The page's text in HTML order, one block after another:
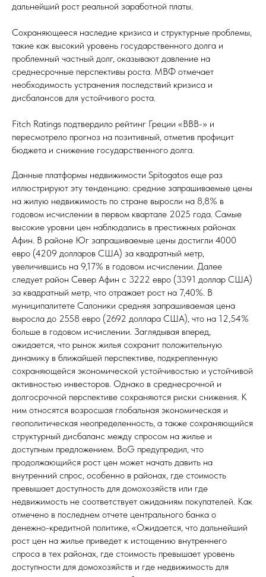
дальнейший рост реальной заработной платы.
Сохраняющееся наследие кризиса и структурные проблемы,
такие как высокий уровень государственного долга и
проблемный частный долг, оказывают давление на
среднесрочные перспективы роста. МВФ отмечает
необходимость устранения последствий кризиса и
дисбалансов для устойчивого роста.
Fitch Ratings подтвердило рейтинг Греции «BBB-» и
пересмотрело прогноз на позитивный, отметив профицит
бюджета и снижение государственного долга.
Данные платформы недвижимости Spitogatos еще раз
иллюстрируют эту тенденцию: средние запрашиваемые цены
на жилую недвижимость по стране выросли на 8,8% в
годовом исчислении в первом квартале 2025 года. Самые
высокие уровни цен наблюдались в престижных районах
Афин. В районе Юг запрашиваемые цены достигли 4000
евро (4209 долларов США) за квадратный метр,
увеличившись на 9,17% в годовом исчислении. Далее
следует район Север Афин с 3222 евро (3391 доллар США)
за квадратный метр, что отражает рост на 7,40%. В
муниципалитете Салоники средняя запрашиваемая цена
выросла до 2558 евро (2692 доллара США), что на 12,54%
больше в годовом исчислении. Заглядывая вперед,
ожидается, что рынок жилья сохранит положительную
динамику в ближайшей перспективе, подкрепленную
сохраняющейся экономической устойчивостью и устойчивой
активностью инвесторов. Однако в среднесрочной и
долгосрочной перспективе сохраняются риски снижения. К
ним относятся возросшая глобальная экономическая и
геополитическая неопределенность, а также сохраняющийся
структурный дисбаланс между спросом на жилье и
доступным предложением. BoG предупредил, что
продолжающийся рост цен может начать давить на
внутренний спрос, особенно в районах, где стоимость
превышает доступность для домохозяйств или где
недвижимость не соответствует ожиданиям покупателей. Как
отмечено в последнем отчете центрального банка о
денежно-кредитной политике, «Ожидается, что дальнейший
рост цен на жилье приведет к истощению внутреннего
спроса в тех районах, где стоимость превышает уровень
доступности для домохозяйств и где недвижимость для